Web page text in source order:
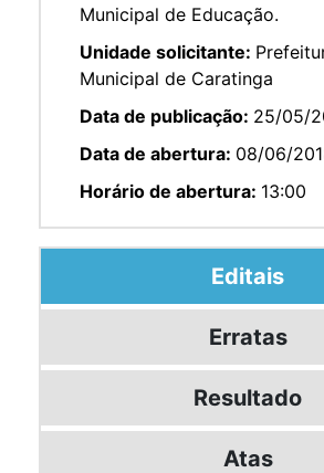
Municipal de Educação.
Unidade solicitante:
Municipal de Caratinga
Data de publicação: 25/05/
Data de abertura: 08/06/
Horário de abertura: 13:00
Editais
Erratas
Resultado
Atas